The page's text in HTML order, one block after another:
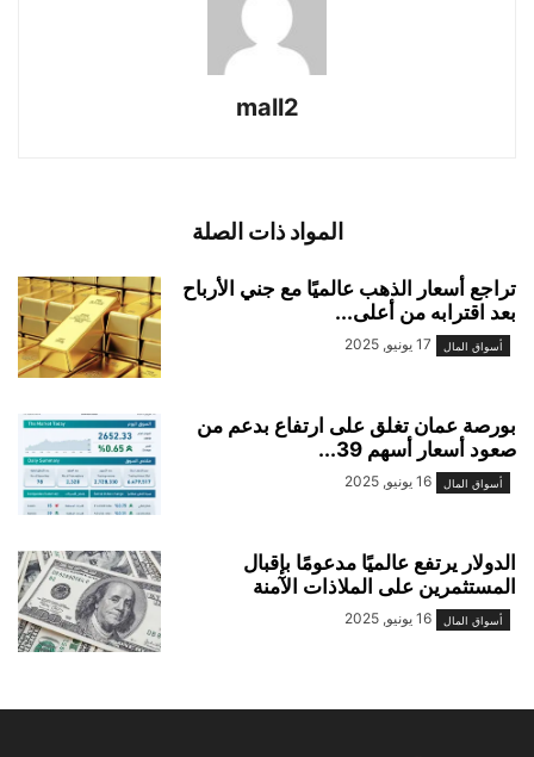
mall2
المواد ذات الصلة
تراجع أسعار الذهب عالميًا مع جني الأرباح
بعد اقترابه من أعلى...
أسواق المال 17 يونيو, 2025
بورصة عمان تغلق على ارتفاع بدعم من
صعود أسعار أسهم 39...
أسواق المال 16 يونيو, 2025
الدولار يرتفع عالميًا مدعومًا بإقبال
المستثمرين على الملاذات الآمنة
أسواق المال 16 يونيو, 2025